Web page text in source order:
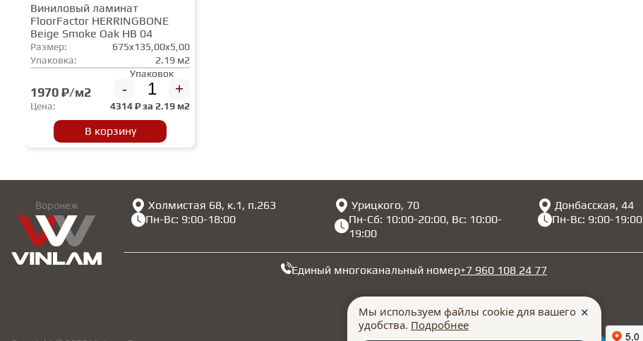
Виниловый ламинат
FloorFactor HERRINGBONE
Beige Smoke Oak HB 04
Размер:
675x135,00x5,00
Упаковка:
2.19 м2
1970 ₽/м2
Упаковок
- +
Цена: 4314₽ за 2.19 м2
В корзину
Воронеж
Холмистая 68, к.1, п.263
Пн-Вс: 9:00-18:00
Урицкого, 70
Пн-Сб: 10:00-20:00, Вс: 10:00-
19:00
Донбасская, 44
Пн-Вс: 9:00-19:00
Единый многоканальный номер+7 960 108 24 77
Мы используем файлы cookie для вашего
удобства. Подробнее
✕